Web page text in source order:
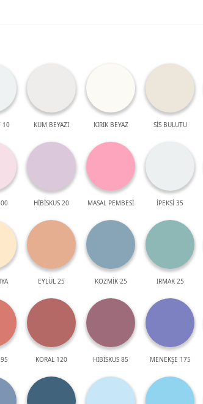
10 KUM BEYAZI KIRIK BEYAZ SİS BULUTU
HİBİSKUS 20 MASAL PEMBESİ İPEKSİ 35
EYLÜL 25 KOZMİK 25 IRMAK 25
KORAL 120 HİBİSKUS 85 MENEKŞE 175